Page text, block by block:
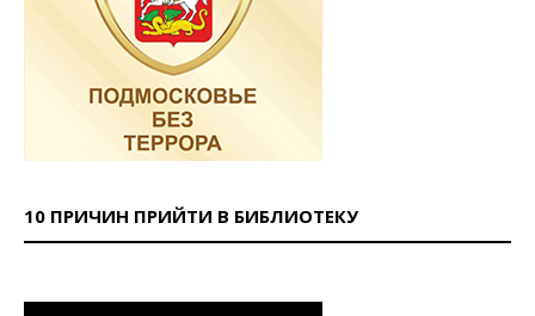
10 ПРИЧИН ПРИЙТИ В БИБЛИОТЕКУ